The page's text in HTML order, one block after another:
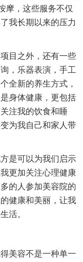
摩，这些服务不仅
我长期以来的压力
目之外，还有一些
，乐器表演，手工
全新的养生方式，
身体健康，更包括
注我的饮食和睡
为我自己和家人带
是可以为我们启示
更加关注心理健康
的人参加美容院的
健康和美丽，让我
活。
美容不是一种单一